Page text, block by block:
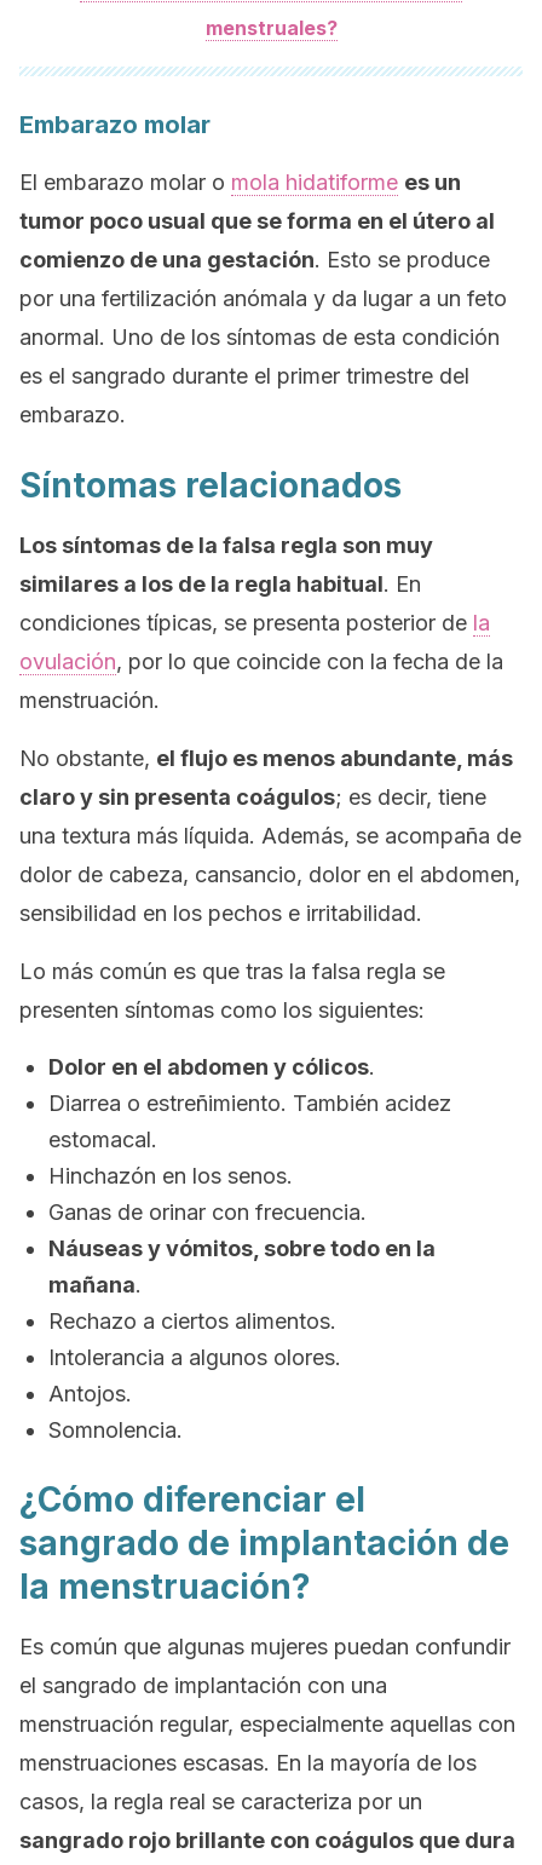
menstruales?
Embarazo molar
El embarazo molar o mola hidatiforme es un
tumor poco usual que se forma en el útero al
comienzo de una gestación. Esto se produce
por una fertilización anómala y da lugar a un feto
anormal. Uno de los síntomas de esta condición
es el sangrado durante el primer trimestre del
embarazo.
Síntomas relacionados
Los síntomas de la falsa regla son muy
similares a los de la regla habitual. En
condiciones típicas, se presenta posterior de la
ovulación, por lo que coincide con la fecha de la
menstruación.
No obstante, el flujo es menos abundante, más
claro y sin presenta coágulos; es decir, tiene
una textura más líquida. Además, se acompaña de
dolor de cabeza, cansancio, dolor en el abdomen,
sensibilidad en los pechos e irritabilidad.
Lo más común es que tras la falsa regla se
presenten síntomas como los siguientes:
Dolor en el abdomen y cólicos.
Diarrea o estreñimiento. También acidez
estomacal.
Hinchazón en los senos.
Ganas de orinar con frecuencia.
Náuseas y vómitos, sobre todo en la
mañana.
Rechazo a ciertos alimentos.
Intolerancia a algunos olores.
Antojos.
Somnolencia.
¿Cómo diferenciar el
sangrado de implantación de
la menstruación?
Es común que algunas mujeres puedan confundir
el sangrado de implantación con una
menstruación regular, especialmente aquellas con
menstruaciones escasas. En la mayoría de los
casos, la regla real se caracteriza por un
sangrado rojo brillante con coágulos que dura